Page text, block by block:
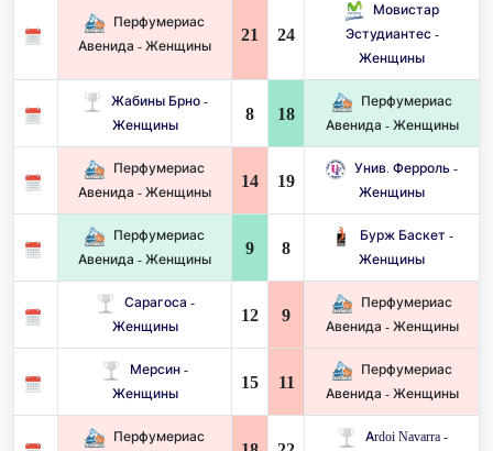
Перфумериас
Авенида - Женщины
21 24
Мовистар
Эстудиантес -
Женщины
Жабины Брно -
Женщины
8 18
Перфумериас
Авенида - Женщины
Перфумериас
Авенида - Женщины
14 19
Унив. Ферроль -
Женщины
Перфумериас
Авенида - Женщины
9 8
Бурж Баскет -
Женщины
Сарагоса -
Женщины
12 9
Перфумериас
Авенида - Женщины
Мерсин -
Женщины
15 11
Перфумериас
Авенида - Женщины
Перфумериас Ardoi Navarra -